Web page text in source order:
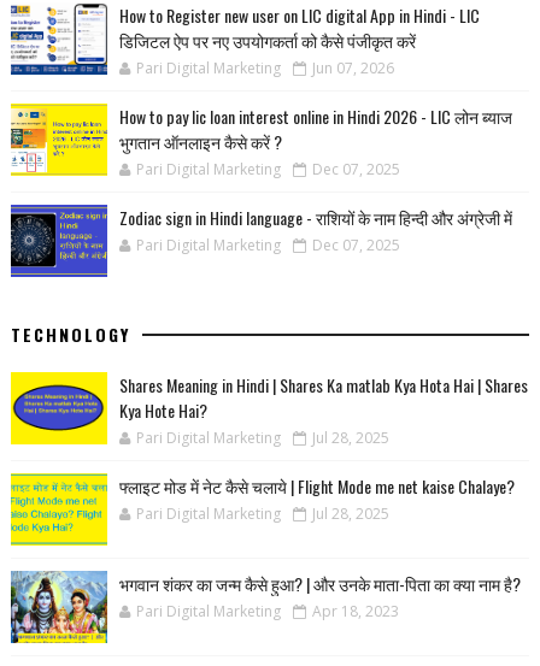
How to Register new user on LIC digital App in Hindi - LIC
डिजिटल ऐप पर नए उपयोगकर्ता को कैसे पंजीकृत करें
Pari Digital Marketing Jun 07, 2026
How to pay lic loan interest online in Hindi 2026 - LIC लोन ब्याज
भुगतान ऑनलाइन कैसे करें ?
Pari Digital Marketing Dec 07, 2025
Zodiac sign in Hindi language - राशियों के नाम हिन्‍दी और अंग्रेजी में
Pari Digital Marketing Dec 07, 2025
TECHNOLOGY
Shares Meaning in Hindi | Shares Ka matlab Kya Hota Hai | Shares
Kya Hote Hai?
Pari Digital Marketing Jul 28, 2025
फ्लाइट मोड में नेट कैसे चलाये | Flight Mode me net kaise Chalaye?
Pari Digital Marketing Jul 28, 2025
भगवान शंकर का जन्म कैसे हुआ? | और उनके माता-पिता का क्या नाम है?
Pari Digital Marketing Apr 18, 2023